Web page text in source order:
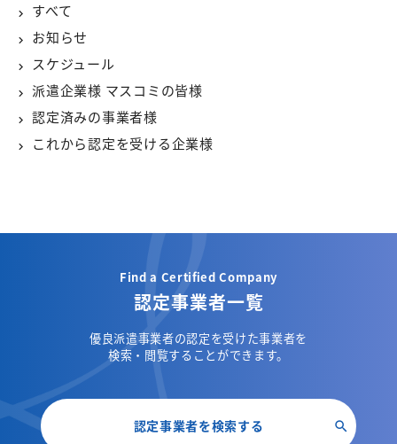
すべて
お知らせ
スケジュール
派遣企業様 マスコミの皆様
認定済みの事業者様
これから認定を受ける企業様
Find a Certified Company
認定事業者一覧
優良派遣事業者の認定を受けた事業者を
検索・閲覧することができます。
認定事業者を検索する